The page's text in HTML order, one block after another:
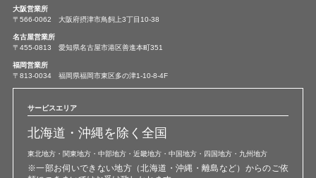
大阪営業所
〒566-0062 大阪府摂津市鳥飼上3丁目10-38
名古屋営業所
〒455-0813 愛知県名古屋市港区善進本町351
福岡営業所
〒813-0034 福岡県福岡市東区多の津1-10-8-4F
サービスエリア
北海道・沖縄を除く全国
東北地方・関東地方・中部地方・近畿地方・中国地方・四国地方・九州地方
※一部お伺いできない地方（北海道・沖縄・離島など）からのご依